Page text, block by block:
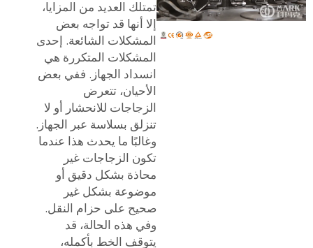
تمتلك العديد من المزايا،
إلا أنها قد تواجه بعض
المشكلات الشائعة. إحدى
المشكلات المتكررة هي
انسداد الجهاز. ففي بعض
الأحيان، تتعرض
الزجاجات للانحشار أو لا
تنزلق بسلاسة عبر الجهاز.
وغالبًا ما يحدث هذا عندما
تكون الزجاجات غير
محاذة بشكل دقيق أو
موضوعة بشكل غير
صحيح على حزام النقل.
وفي هذه الحالة، قد
يتوقف الخط بأكمله،